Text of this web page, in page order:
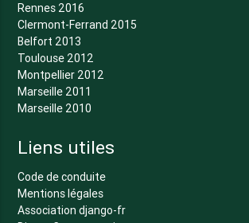
Rennes 2016
Clermont-Ferrand 2015
Belfort 2013
Toulouse 2012
Montpellier 2012
Marseille 2011
Marseille 2010
Liens utiles
Code de conduite
Mentions légales
Association django-fr